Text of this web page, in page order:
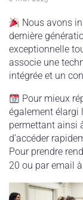
Nous avons
dernière
exceptionnelle
associe une
intégrée et un
Pour mieux
également élargi
permettant ainsi
d’accéder
Pour prendre
20 ou par email à